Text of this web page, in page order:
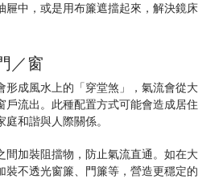
屜中，或是用布簾遮擋起來，解決鏡床
／窗
形成風水上的「穿堂煞」，氣流會從大
戶流出。此種配置方式可能會造成居住
和諧與人際關係。
間加裝阻擋物，防止氣流直通。如在大
裝不透光窗簾、門簾等，營造更穩定的